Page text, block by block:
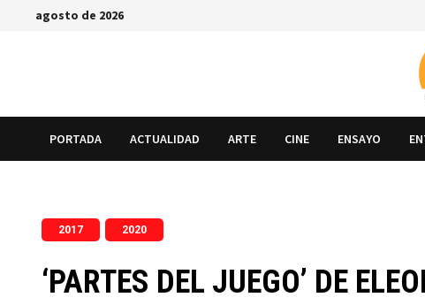
Saltaragosto de 2026
PORTADA ACTUALIDAD ARTE CINE ENSAYO
2017 2020
‘PARTES DEL JUEGO’ DE